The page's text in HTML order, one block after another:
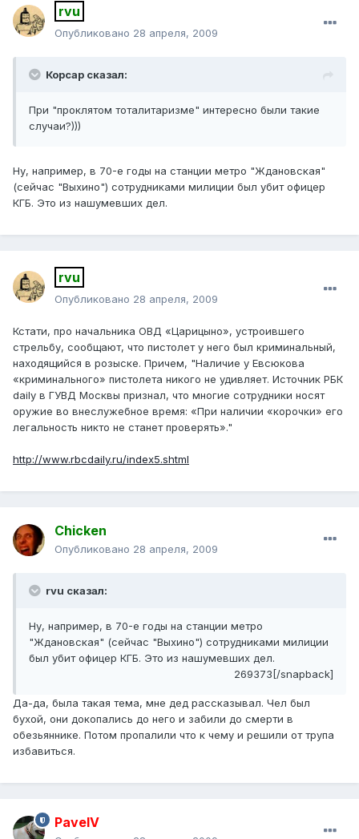
rvu
Опубликовано 28 апреля, 2009
Корсар сказал:
При "проклятом тоталитаризме" интересно были такие
случаи?)))
Ну, например, в 70-е годы на станции метро "Ждановская"
(сейчас "Выхино") ​сотрудниками милиции был убит офицер
КГБ. Это из нашумевших дел.
rvu
Опубликовано 28 апреля, 2009
Кстати, про начальника ОВД «Царицыно», устроившего
стрельбу, сообщают, что пистолет у него был криминальный,
находящийся в розыске. Причем, "Наличие у Евсюкова
«криминального» пистолета никого не удивляет. Источник РБК
daily в ГУВД Москвы признал, что многие сотрудники носят
оружие во внеслужебное время: «При наличии «корочки» его
легальность никто не станет проверять»."
http://www.rbcdaily.ru/index5.shtml
Chicken
Опубликовано 28 апреля, 2009
rvu сказал:
Ну, например, в 70-е годы на станции метро
"Ждановская" (сейчас "Выхино") ​сотрудниками милиции
был убит офицер КГБ. Это из нашумевших дел.
269373[/snapback]
Да-да, была такая тема, мне дед рассказывал. Чел был
бухой, они докопались до него и забили до смерти в
обезьяннике. Потом пропалили что к чему и решили от трупа
избавиться.
PavelV